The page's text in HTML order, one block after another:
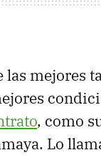
las mejores
, como
Lo